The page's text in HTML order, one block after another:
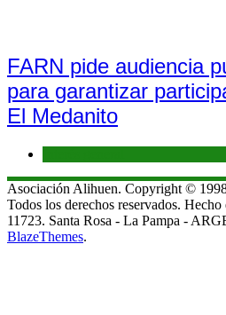
FARN pide audiencia
para garantizar
El Medanito
Asociación Alihuen. Copyright ©
Todos los derechos reservados.
11723. Santa Rosa - La Pampa -
BlazeThemes.